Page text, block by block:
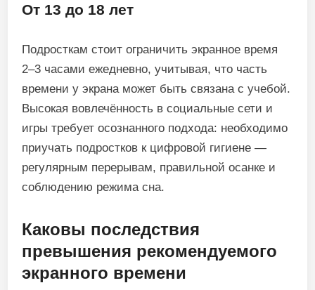
От 13 до 18 лет
Подросткам стоит ограничить экранное время
2–3 часами ежедневно, учитывая, что часть
времени у экрана может быть связана с учебой.
Высокая вовлечённость в социальные сети и
игры требует осознанного подхода: необходимо
приучать подростков к цифровой гигиене —
регулярным перерывам, правильной осанке и
соблюдению режима сна.
Каковы последствия
превышения рекомендуемого
экранного времени